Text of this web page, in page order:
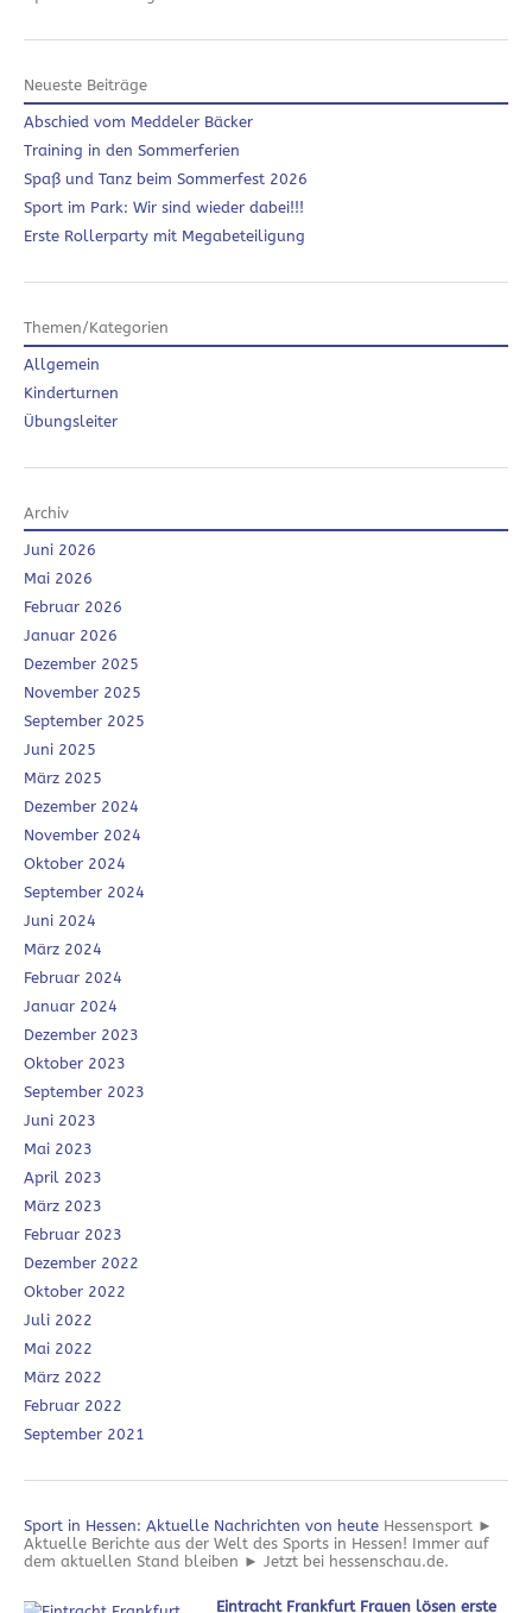
Neueste Beiträge
Abschied vom Meddeler Bäcker
Training in den Sommerferien
Spaß und Tanz beim Sommerfest 2026
Sport im Park: Wir sind wieder dabei!!!
Erste Rollerparty mit Megabeteiligung
Themen/Kategorien
Allgemein
Kinderturnen
Übungsleiter
Archiv
Juni 2026
Mai 2026
Februar 2026
Januar 2026
Dezember 2025
November 2025
September 2025
Juni 2025
März 2025
Dezember 2024
November 2024
Oktober 2024
September 2024
Juni 2024
März 2024
Februar 2024
Januar 2024
Dezember 2023
Oktober 2023
September 2023
Juni 2023
Mai 2023
April 2023
März 2023
Februar 2023
Dezember 2022
Oktober 2022
Juli 2022
Mai 2022
März 2022
Februar 2022
September 2021
Sport in Hessen: Aktuelle Nachrichten von heute Hessensport ►
Aktuelle Berichte aus der Welt des Sports in Hessen! Immer auf
dem aktuellen Stand bleiben ► Jetzt bei hessenschau.de.
Eintracht Frankfurt Frauen lösen erste